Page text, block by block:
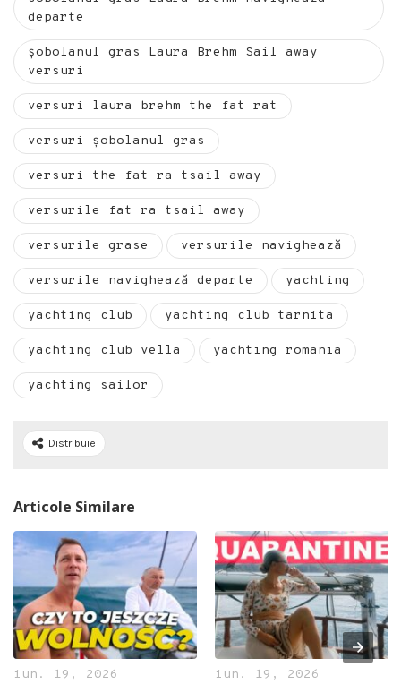
departe
șobolanul gras Laura Brehm Sail away
versuri
versuri laura brehm the fat rat
versuri șobolanul gras
versuri the fat ra tsail away
versurile fat ra tsail away
versurile grase versurile navighează
versurile navighează departe yachting
yachting club yachting club tarnita
yachting club vella yachting romania
yachting sailor
Distribuie
Articole Similare
iun. 19, 2026 iun. 19, 2026